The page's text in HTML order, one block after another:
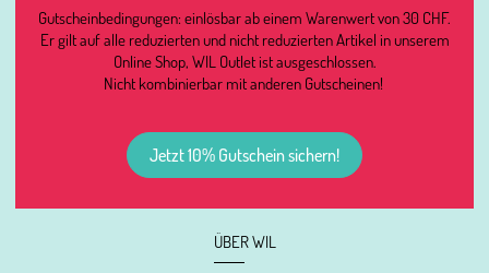
ÜBER WIL
Gutscheinbedingungen: einlösbar ab einem Warenwert von 30 CHF.
Er gilt auf alle reduzierten und nicht reduzierten Artikel in unserem
Online Shop, WIL Outlet ist ausgeschlossen.
Nicht kombinierbar mit anderen Gutscheinen!
Jetzt 10% Gutschein sichern!